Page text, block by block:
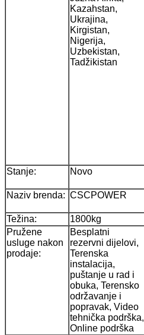
Kazahstan,
Ukrajina,
Kirgistan,
Nigerija,
Uzbekistan,
Tadžikistan
Stanje:
Novo
Naziv brenda: CSCPOWER
Težina:
1800kg
Pružene
usluge nakon
prodaje:
Besplatni
rezervni dijelovi,
Terenska
instalacija,
puštanje u rad i
obuka, Terensko
održavanje i
popravak, Video
tehnička podrška,
Online podrška